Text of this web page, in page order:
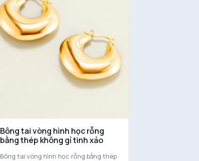
Bông tai vòng hình học rỗng
bằng thép không gỉ tinh xảo
Bông tai vòng hình học rỗng bằng thép